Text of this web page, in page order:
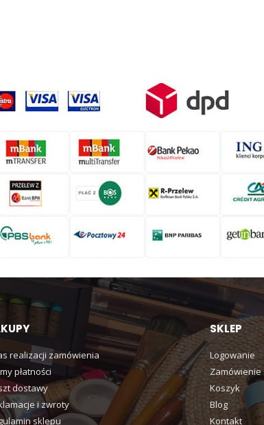
realizacji zamówienia
płatności
dostawy
i zwroty
sklepu
SKLEP
Logowanie
Zamówienie
Koszyk
Blog
Kontakt